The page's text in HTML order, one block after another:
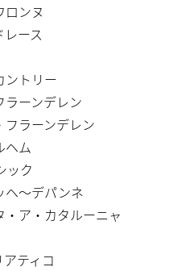
ロンヌ
ース
ントリー
ラーンデレン
フラーンデレン
ヘム
ック
ヘ〜デパンネ
ア・カタルーニャ
ティコ